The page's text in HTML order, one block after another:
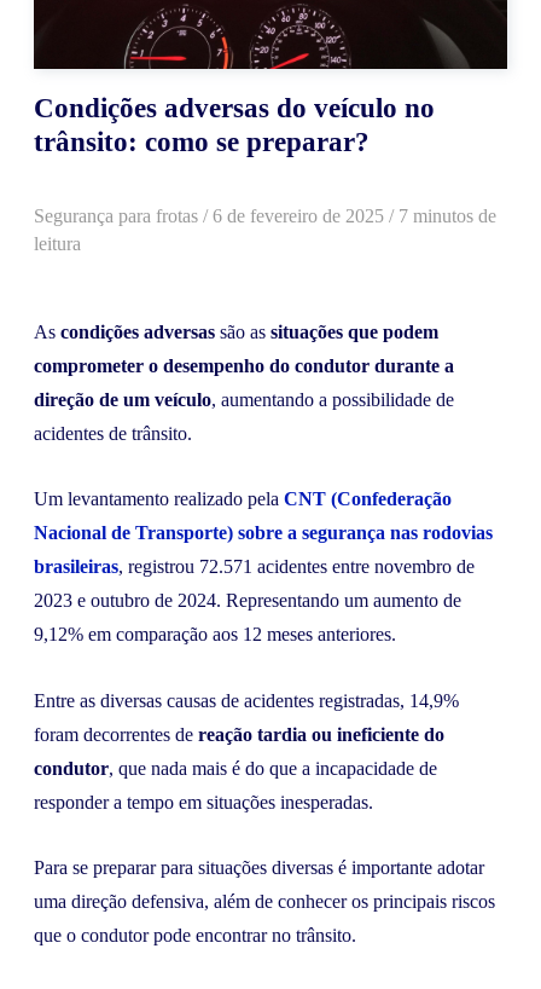
Condições adversas do veículo no
trânsito: como se preparar?
Segurança para frotas /6 de fevereiro de 2025 / 7 minutos de
leitura
As condições adversas são as situações que podem
comprometer o desempenho do condutor durante a
direção de um veículo, aumentando a possibilidade de
acidentes de trânsito.
Um levantamento realizado pela CNT (Confederação
Nacional de Transporte) sobre a segurança nas rodovias
brasileiras, registrou 72.571 acidentes entre novembro de
2023 e outubro de 2024. Representando um aumento de
9,12% em comparação aos 12 meses anteriores.
Entre as diversas causas de acidentes registradas, 14,9%
foram decorrentes de reação tardia ou ineficiente do
condutor, que nada mais é do que a incapacidade de
responder a tempo em situações inesperadas.
Para se preparar para situações diversas é importante adotar
uma direção defensiva, além de conhecer os principais riscos
que o condutor pode encontrar no trânsito.